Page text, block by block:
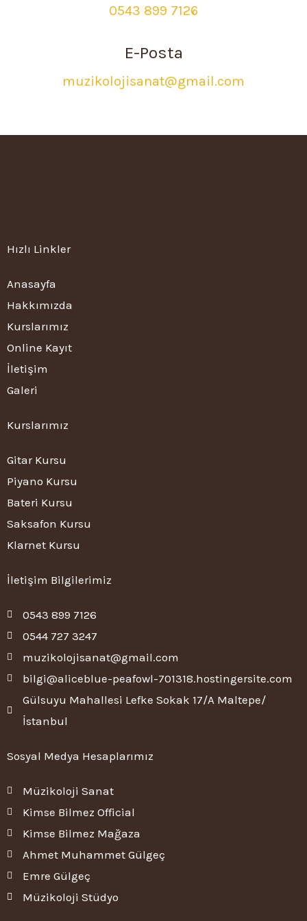
0543 899 7126
E-Posta
muzikolojisanat@gmail.com
Hızlı Linkler
Anasayfa
Hakkımızda
Kurslarımız
Online Kayıt
İletişim
Galeri
Kurslarımız
Gitar Kursu
Piyano Kursu
Bateri Kursu
Saksafon Kursu
Klarnet Kursu
İletişim Bilgilerimiz
0543 899 7126
0544 727 3247
muzikolojisanat@gmail.com
bilgi@aliceblue-peafowl-701318.hostingersite.com
Gülsuyu Mahallesi Lefke Sokak 17/A Maltepe/
İstanbul
Sosyal Medya Hesaplarımız
Müzikoloji Sanat
Kimse Bilmez Official
Kimse Bilmez Mağaza
Ahmet Muhammet Gülgeç
Emre Gülgeç
Müzikoloji Stüdyo